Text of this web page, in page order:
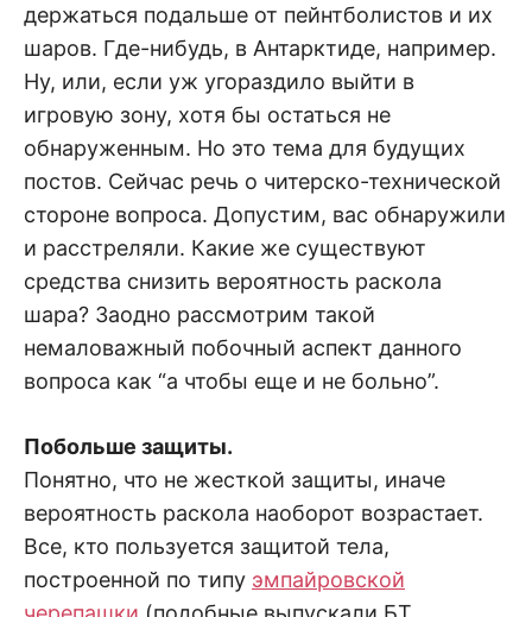
держаться подальше от пейнтболистов и их
шаров. Где-нибудь, в Антарктиде, например.
Ну, или, если уж угораздило выйти в
игровую зону, хотя бы остаться не
обнаруженным. Но это тема для будущих
постов. Сейчас речь о читерско-технической
стороне вопроса. Допустим, вас обнаружили
и расстреляли. Какие же существуют
средства снизить вероятность раскола
шара? Заодно рассмотрим такой
немаловажный побочный аспект данного
вопроса как “а чтобы еще и не больно”.
Побольше защиты.
Понятно, что не жесткой защиты, иначе
вероятность раскола наоборот возрастает.
Все, кто пользуется защитой тела,
построенной по типу эмпайровской